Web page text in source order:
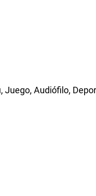
Juego, Audiófilo,